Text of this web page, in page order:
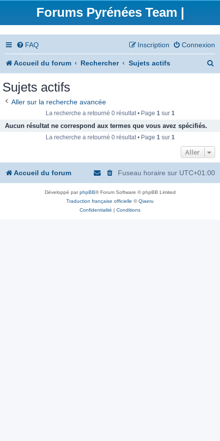
Forums Pyrénées Team |
FAQ Connexion
Inscription
Accueil du forum Rechercher Sujets actifs
e
Sujets actifs
Aller sur la recherche avancée
La recherche a retourné 0 résultat • Page 1sur 1
Aucun résultat ne correspond aux termes que vous avez spécifiés.
La recherche a retourné 0 résultat • Page 1sur 1
Aller
Accueil du forum Fuseau horaire sur UTC+01:00
Développé parphpBB® Forum Software © phpBB Limited
Traduction française officielle ©Qiaeru
Confidentialité | Conditions